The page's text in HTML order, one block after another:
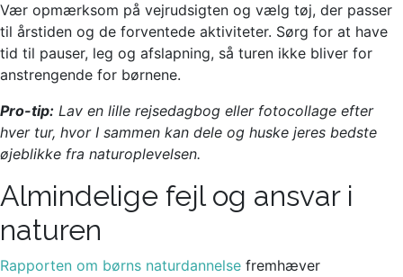
Vær opmærksom på vejrudsigten og vælg tøj, der passer
til årstiden og de forventede aktiviteter. Sørg for at have
tid til pauser, leg og afslapning, så turen ikke bliver for
anstrengende for børnene.
Pro-tip: Lav en lille rejsedagbog eller fotocollage efter
hver tur, hvor I sammen kan dele og huske jeres bedste
øjeblikke fra naturoplevelsen.
Almindelige fejl og ansvar i
naturen
Rapporten om børns naturdannelse fremhæver